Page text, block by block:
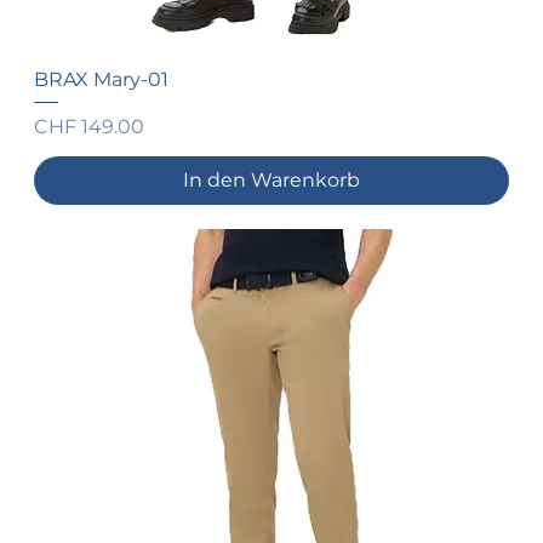
BRAX Mary-01
Preis
CHF 149.00
In den Warenkorb